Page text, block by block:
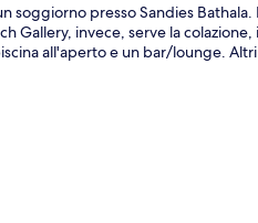
soggiorno presso Sandies
Gallery, invece, serve la
all'aperto e un bar/lounge.